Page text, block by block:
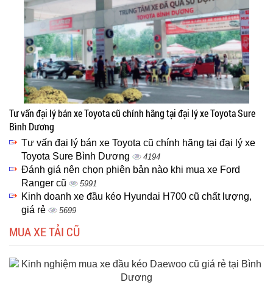
Tư vấn đại lý bán xe Toyota cũ chính hãng tại đại lý xe Toyota Sure
Bình Dương
Tư vấn đại lý bán xe Toyota cũ chính hãng tại đại lý xe
Toyota Sure Bình Dương
4194
Đánh giá nên chọn phiên bản nào khi mua xe Ford
Ranger cũ
5991
Kinh doanh xe đầu kéo Hyundai H700 cũ chất lượng,
giá rẻ
5699
MUA XE TẢI CŨ